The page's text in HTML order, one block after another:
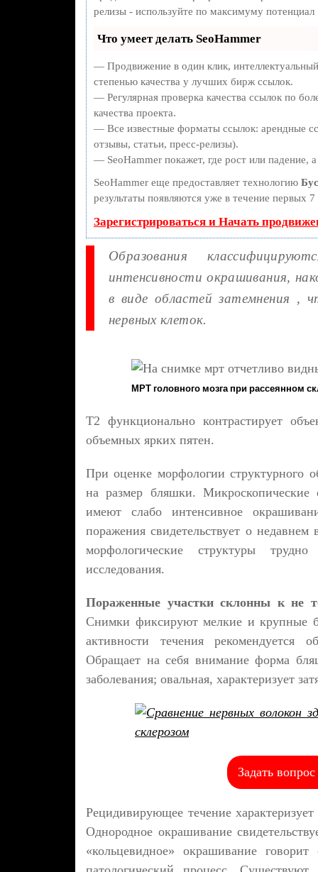
релизы - используйте по максимуму
Что умеет делать SeoHammer
— Продвижение в один клик,
степенью качества у лучших бирж ссылок.
— Регулярная проверка качества ссылок по
качества проекта.
— Все известные форматы ссылок: арендные
отзывы, статьи, пресс-релизы).
— SeoHammer покажет, где рост или падение,
SeoHammer еще предоставляет технологию
результаты появляются уже в течение первых
Зарегистрироваться и Начать
Образования
интенсивности окрашивания,
в виде областей затемнения ,
нервных клеток.
МРТ головного мозга при рассеянном
Т2 функционально контрастирует
объемных ярких пятен.
При оценке морфологии структурного
на размер бляшки.
имеют слабо интенсивное
поражения свидетельствует о
морфологические структуры
исследования.
Пораженные участки склонны к не
Снимки фиксируют мелкие и крупные
активности течения рекомендуется
Обращает на себя внимание форма
заболевания; овальная, характеризует
Задать
Рецидивирующее течение
Однородное окрашивание
«кольцевидное» окрашивание